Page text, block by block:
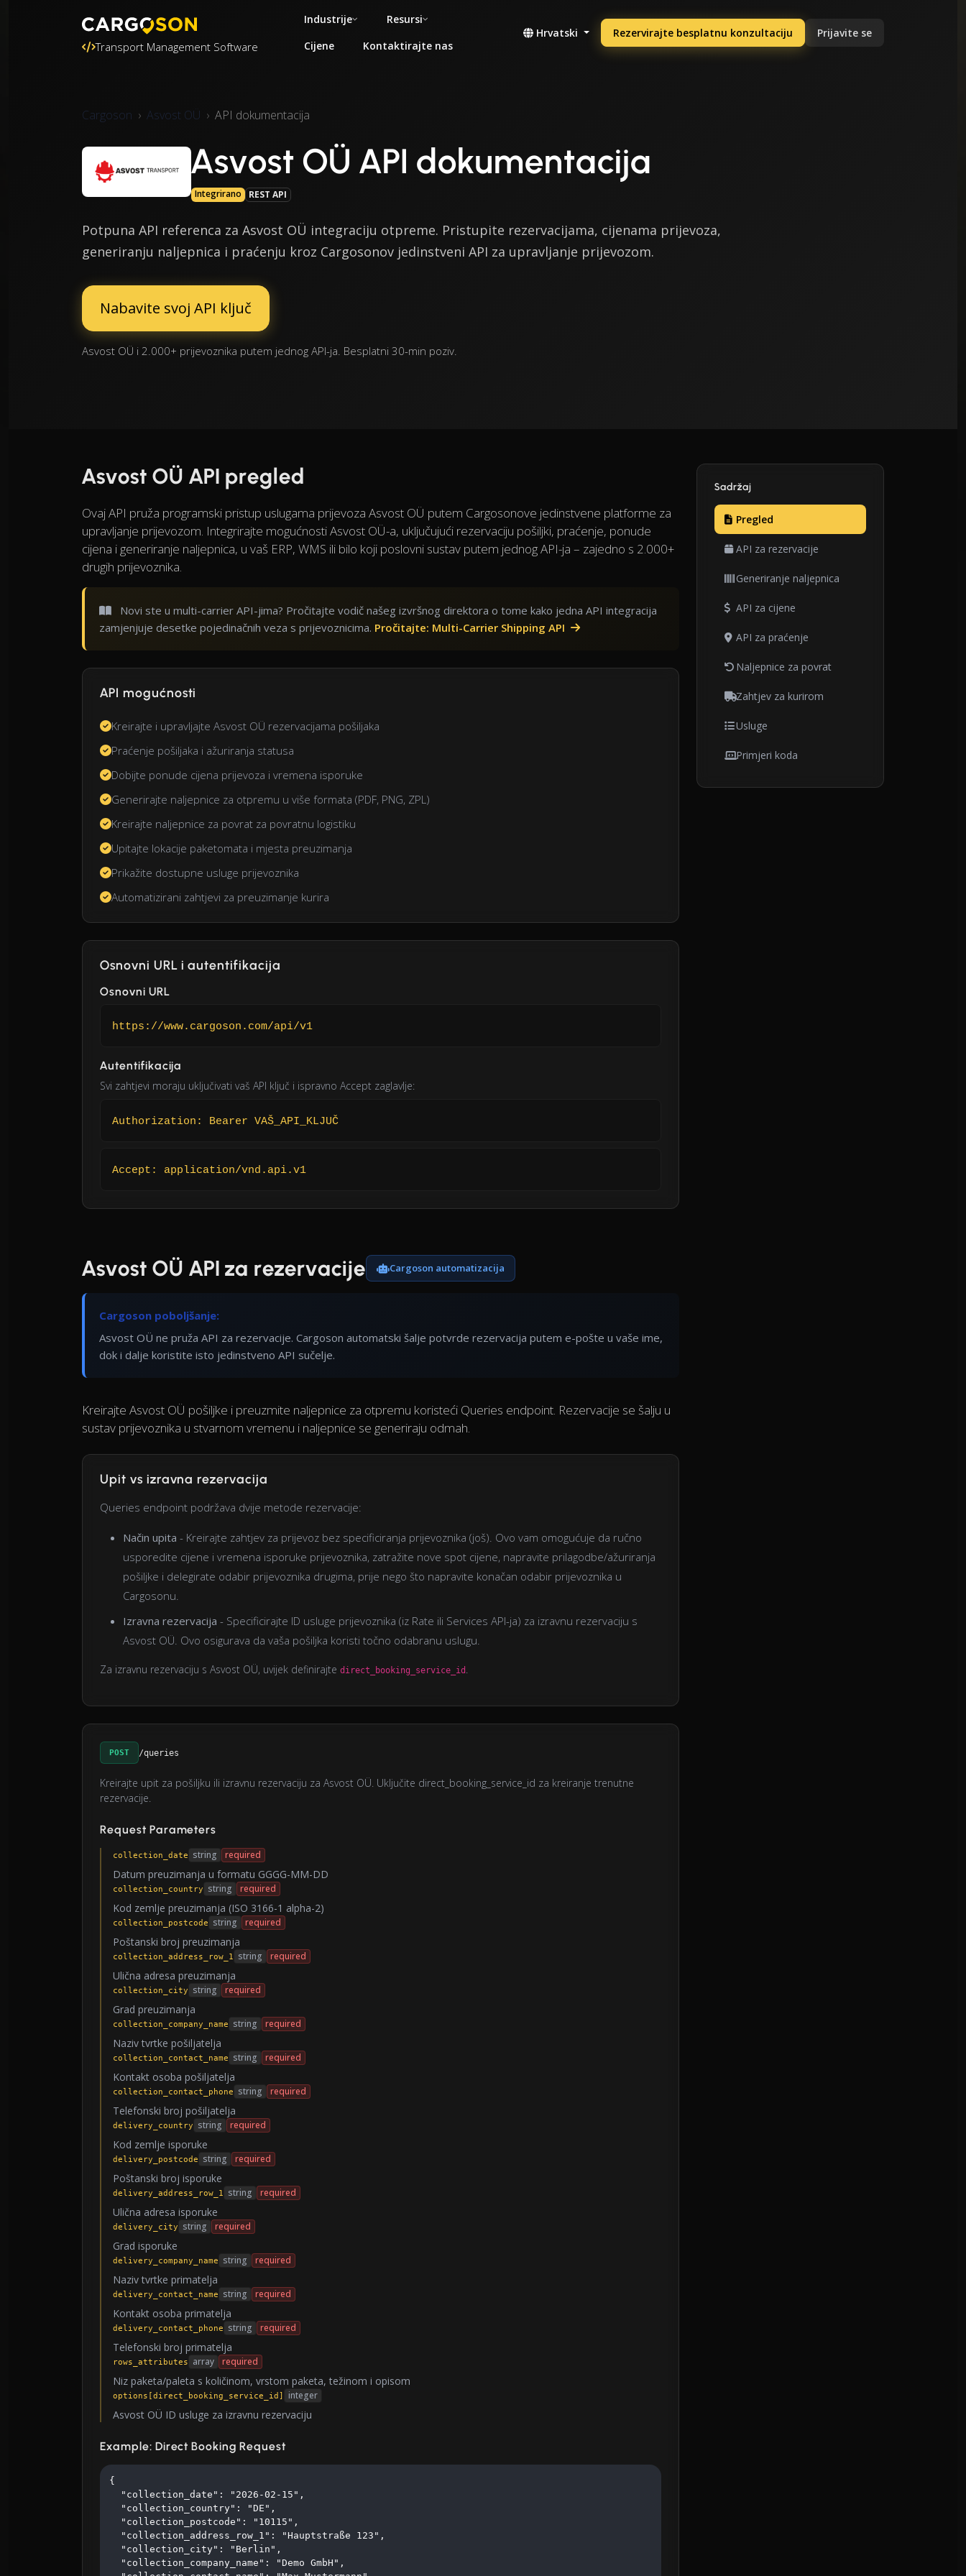
Transport Management Software
Industrije
Resursi
Cijene
Kontaktirajte nas
Hrvatski Rezervirajte besplatnu konzultaciju Prijavite se
Cargoson Asvost OÜ API dokumentacija
Asvost OÜ API dokumentacija
Integrirano REST API
Potpuna API referenca za Asvost OÜ integraciju otpreme. Pristupite rezervacijama, cijenama prijevoza,
generiranju naljepnica i praćenju kroz Cargosonov jedinstveni API za upravljanje prijevozom.
Nabavite svoj API ključ
Asvost OÜ i 2.000+ prijevoznika putem jednog API-ja. Besplatni 30-min poziv.
Asvost OÜ API pregled
Ovaj API pruža programski pristup uslugama prijevoza Asvost OÜ putem Cargosonove jedinstvene platforme za
upravljanje prijevozom. Integrirajte mogućnosti Asvost OÜ-a, uključujući rezervaciju pošiljki, praćenje, ponude
cijena i generiranje naljepnica, u vaš ERP, WMS ili bilo koji poslovni sustav putem jednog API-ja – zajedno s 2.000+
drugih prijevoznika.
Novi ste u multi-carrier API-jima? Pročitajte vodič našeg izvršnog direktora o tome kako jedna API integracija
zamjenjuje desetke pojedinačnih veza s prijevoznicima. Pročitajte: Multi-Carrier Shipping API
API mogućnosti
Kreirajte i upravljajte Asvost OÜ rezervacijama pošiljaka
Praćenje pošiljaka i ažuriranja statusa
Dobijte ponude cijena prijevoza i vremena isporuke
Generirajte naljepnice za otpremu u više formata (PDF, PNG, ZPL)
Kreirajte naljepnice za povrat za povratnu logistiku
Upitajte lokacije paketomata i mjesta preuzimanja
Prikažite dostupne usluge prijevoznika
Automatizirani zahtjevi za preuzimanje kurira
Osnovni URL i autentifikacija
Osnovni URL
https://www.cargoson.com/api/v1
Autentifikacija
Svi zahtjevi moraju uključivati vaš API ključ i ispravno Accept zaglavlje:
Authorization: Bearer VAŠ_API_KLJUČ
Accept: application/vnd.api.v1
Asvost OÜ API za rezervacije Cargoson automatizacija
Cargoson poboljšanje:
Asvost OÜ ne pruža API za rezervacije. Cargoson automatski šalje potvrde rezervacija putem e-pošte u vaše ime,
dok i dalje koristite isto jedinstveno API sučelje.
Kreirajte Asvost OÜ pošiljke i preuzmite naljepnice za otpremu koristeći Queries endpoint. Rezervacije se šalju u
sustav prijevoznika u stvarnom vremenu i naljepnice se generiraju odmah.
Upit vs izravna rezervacija
Queries endpoint podržava dvije metode rezervacije:
Način upita - Kreirajte zahtjev za prijevoz bez specificiranja prijevoznika (još). Ovo vam omogućuje da ručno
usporedite cijene i vremena isporuke prijevoznika, zatražite nove spot cijene, napravite prilagodbe/ažuriranja
pošiljke i delegirate odabir prijevoznika drugima, prije nego što napravite konačan odabir prijevoznika u
Cargosonu.
Izravna rezervacija - Specificirajte ID usluge prijevoznika (iz Rate ili Services API-ja) za izravnu rezervaciju s
Asvost OÜ. Ovo osigurava da vaša pošiljka koristi točno odabranu uslugu.
Za izravnu rezervaciju s Asvost OÜ, uvijek definirajte direct_booking_service_id .
POST /queries
Kreirajte upit za pošiljku ili izravnu rezervaciju za Asvost OÜ. Uključite direct_booking_service_id za kreiranje trenutne
rezervacije.
Request Parameters
collection_date string required
Datum preuzimanja u formatu GGGG-MM-DD
collection_country string required
Kod zemlje preuzimanja (ISO 3166-1 alpha-2)
collection_postcode string required
Poštanski broj preuzimanja
collection_address_row_1 string required
Ulična adresa preuzimanja
collection_city string required
Grad preuzimanja
collection_company_name string required
Naziv tvrtke pošiljatelja
collection_contact_name string required
Kontakt osoba pošiljatelja
collection_contact_phone string required
Telefonski broj pošiljatelja
delivery_country string required
Kod zemlje isporuke
delivery_postcode string required
Poštanski broj isporuke
delivery_address_row_1 string required
Ulična adresa isporuke
delivery_city string required
Grad isporuke
delivery_company_name string required
Naziv tvrtke primatelja
delivery_contact_name string required
Kontakt osoba primatelja
delivery_contact_phone string required
Telefonski broj primatelja
rows_attributes array required
Niz paketa/paleta s količinom, vrstom paketa, težinom i opisom
options[direct_booking_service_id] integer
Asvost OÜ ID usluge za izravnu rezervaciju
Example: Direct Booking Request
{
  "collection_date": "2026-02-15",
  "collection_country": "DE",
  "collection_postcode": "10115",
  "collection_address_row_1": "Hauptstraße 123",
  "collection_city": "Berlin",
  "collection_company_name": "Demo GmbH",
Sadržaj
Pregled
API za rezervacije
Generiranje naljepnica
API za cijene
API za praćenje
Naljepnice za povrat
Zahtjev za kurirom
Usluge
Primjeri koda